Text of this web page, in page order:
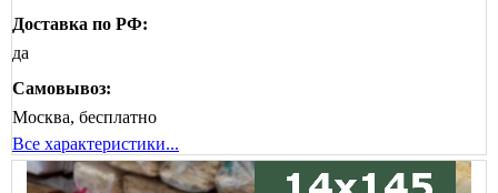
Доставка по РФ:
да
Самовывоз:
Москва, бесплатно
Все характеристики...